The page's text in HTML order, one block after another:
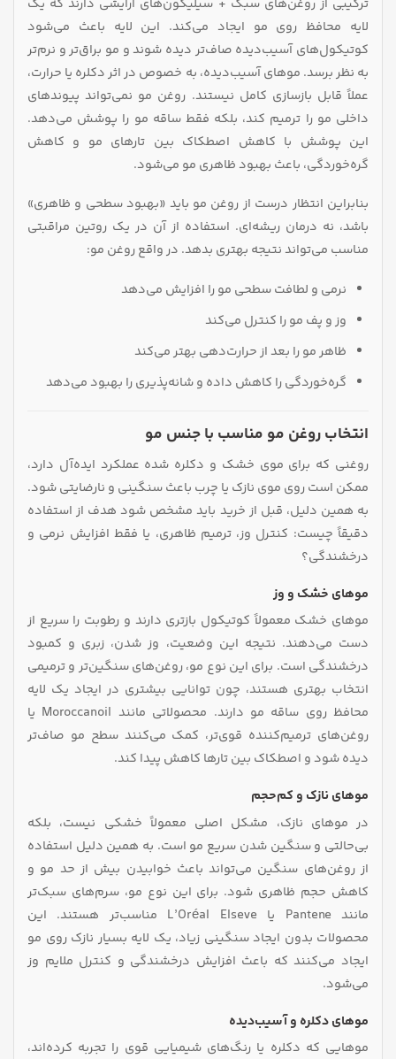
لایه محافظ روی مو ایجاد می‌کند. این لایه باعث می‌شود
کوتیکول‌های آسیب‌دیده صاف‌تر دیده شوند و مو براق‌تر و نرم‌تر
به نظر برسد. موهای آسیب‌دیده، به‌ خصوص در اثر دکلره یا حرارت،
عملاً قابل بازسازی کامل نیستند. روغن مو نمی‌تواند پیوندهای
داخلی مو را ترمیم کند، بلکه فقط ساقه مو را پوشش می‌دهد.
این پوشش با کاهش اصطکاک بین تارهای مو و کاهش
گره‌خوردگی، باعث بهبود ظاهری مو می‌شود.
بنابراین انتظار درست از روغن مو باید «بهبود سطحی و ظاهری»
باشد، نه درمان ریشه‌ای. استفاده از آن در یک روتین مراقبتی
مناسب می‌تواند نتیجه بهتری بدهد. در واقع روغن مو:
نرمی و لطافت سطحی مو را افزایش می‌دهد
وز و پف مو را کنترل می‌کند
ظاهر مو را بعد از حرارت‌دهی بهتر می‌کند
گره‌خوردگی را کاهش داده و شانه‌پذیری را بهبود می‌دهد
انتخاب روغن مو مناسب با جنس مو
روغنی که برای موی خشک و دکلره‌ شده عملکرد ایده‌آل دارد،
ممکن است روی موی نازک یا چرب باعث سنگینی و نارضایتی شود.
به همین دلیل، قبل از خرید باید مشخص شود هدف از استفاده
دقیقاً چیست: کنترل وز، ترمیم ظاهری، یا فقط افزایش نرمی و
درخشندگی؟
موهای خشک و وز
موهای خشک معمولاً کوتیکول بازتری دارند و رطوبت را سریع از
دست می‌دهند. نتیجه این وضعیت، وز شدن، زبری و کمبود
درخشندگی است. برای این نوع مو، روغن‌های سنگین‌تر و ترمیمی
انتخاب بهتری هستند، چون توانایی بیشتری در ایجاد یک لایه
محافظ روی ساقه مو دارند. محصولاتی مانند Moroccanoil یا
روغن‌های ترمیم‌کننده قوی‌تر، کمک می‌کنند سطح مو صاف‌تر
دیده شود و اصطکاک بین تارها کاهش پیدا کند.
موهای نازک و کم‌حجم
در موهای نازک، مشکل اصلی معمولاً خشکی نیست، بلکه
بی‌حالتی و سنگین شدن سریع مو است. به همین دلیل استفاده
از روغن‌های سنگین می‌تواند باعث خوابیدن بیش از حد مو و
کاهش حجم ظاهری شود. برای این نوع مو، سرم‌های سبک‌تر
مانند Pantene یا L’Oréal Elseve مناسب‌تر هستند. این
محصولات بدون ایجاد سنگینی زیاد، یک لایه بسیار نازک روی مو
ایجاد می‌کنند که باعث افزایش درخشندگی و کنترل ملایم وز
می‌شود.
موهای دکلره و آسیب‌دیده
موهایی که دکلره یا رنگ‌های شیمیایی قوی را تجربه کرده‌اند،